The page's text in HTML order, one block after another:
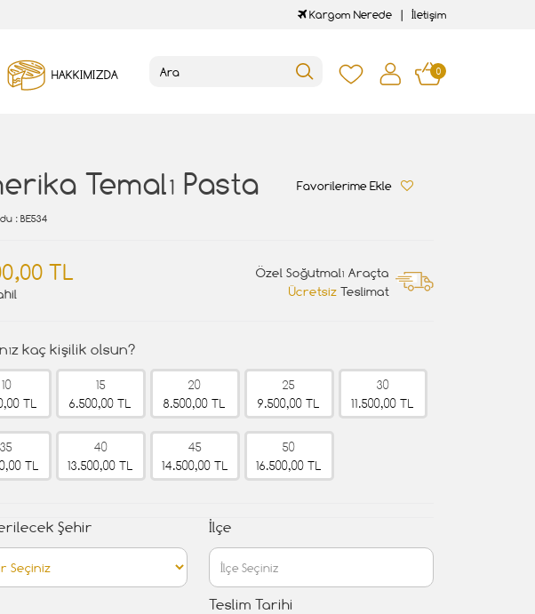
Kargom Nerede İletişim
HAKKIMIZDA 0
Temalı Pasta Favorilerime Ekle
: BE534
TL
Özel Soğutmalı Araçta
Ücretsiz Teslimat
kaç kişilik olsun?
10
TL
15
6.500,00 TL
20
8.500,00 TL
25
9.500,00 TL
30
11.500,00 TL
35
TL
40
13.500,00 TL
45
14.500,00 TL
50
16.500,00 TL
Şehir İlçe
Teslim Tarihi